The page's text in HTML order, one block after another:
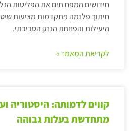
חידושים המפחיתים את הפליטות
חיתוך פלזמה מתקדמות מציעות
היעילות והפחתת הנזק הסביבתי.
לקריאת המאמר »
קווים לדמותה: היסטוריה
מתחדשת בעלות גבוהה